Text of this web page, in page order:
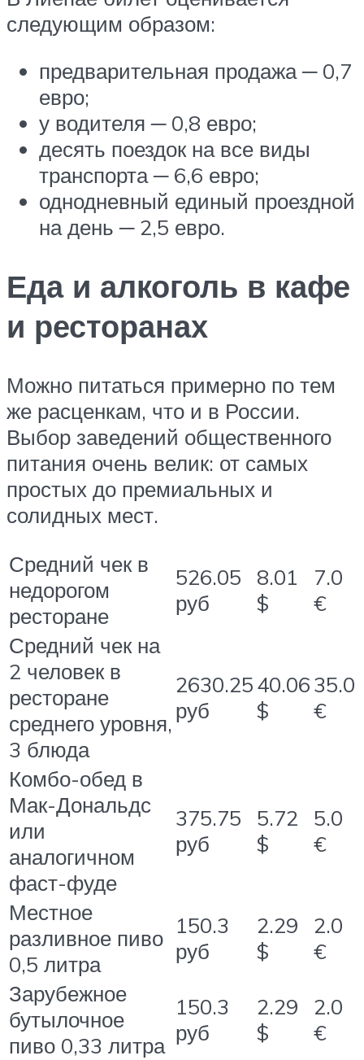
следующим образом:
предварительная продажа ─ 0,7
евро;
у водителя ─ 0,8 евро;
десять поездок на все виды
транспорта ─ 6,6 евро;
однодневный единый проездной
на день ─ 2,5 евро.
Еда и алкоголь в кафе
и ресторанах
Можно питаться примерно по тем
же расценкам, что и в России.
Выбор заведений общественного
питания очень велик: от самых
простых до премиальных и
солидных мест.
Средний чек в
недорогом
ресторане
526.05
руб
8.01
$
7.0
€
Средний чек на
2 человек в
ресторане
среднего уровня,
3 блюда
2630.25
руб
40.06
$
35.0
€
Комбо-обед в
Мак-Дональдс
или
аналогичном
фаст-фуде
375.75
руб
5.72
$
5.0
€
Местное
разливное пиво
0,5 литра
150.3
руб
2.29
$
2.0
€
Зарубежное
бутылочное
пиво 0,33 литра
150.3
руб
2.29
$
2.0
€